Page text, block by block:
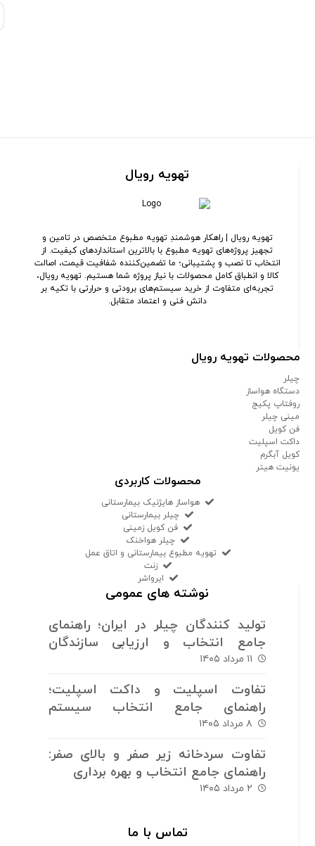
تهویه رویال
تهویه رویال | راهکار هوشمندِ تهویه مطبوع متخصص در تامین و
تجهیز پروژه‌های تهویه مطبوع با بالاترین استانداردهای کیفیت. از
انتخاب تا نصب و پشتیبانی؛ ما تضمین‌کننده شفافیت قیمت، اصالت
کالا و انطباق کامل محصولات با نیاز پروژه شما هستیم. تهویه رویال،
تجربه‌ای متفاوت از خرید سیستم‌های برودتی و حرارتی با تکیه بر
دانش فنی و اعتماد متقابل.
محصولات تهویه رویال
چیلر
دستگاه هواساز
روفتاپ پکیج
مینی چیلر
فن کویل
داکت اسپلیت
کویل آبگرم
یونیت هیتر
محصولات کاربردی
هواساز هایژنیک بیمارستانی
چیلر بیمارستانی
فن کویل زمینی
چیلر هواخنک
تهویه مطبوع بیمارستانی و اتاق عمل
زنت
ایرواشر
نوشته های عمومی
تولید کنندگان چیلر در ایران؛ راهنمای
جامع انتخاب و ارزیابی سازندگان
سیستم های برودتی
۱۱ مرداد ۱۴۰۵
تفاوت اسپلیت و داکت اسپلیت؛
راهنمای جامع انتخاب سیستم
سرمایش و گرمایش
۸ مرداد ۱۴۰۵
تفاوت سردخانه زیر صفر و بالای صفر:
راهنمای جامع انتخاب و بهره برداری
۲ مرداد ۱۴۰۵
تماس با ما